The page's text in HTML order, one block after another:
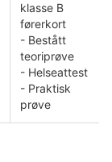
klasse B
førerkort
- Bestått
teoriprøve
- Helseattest
- Praktisk
prøve